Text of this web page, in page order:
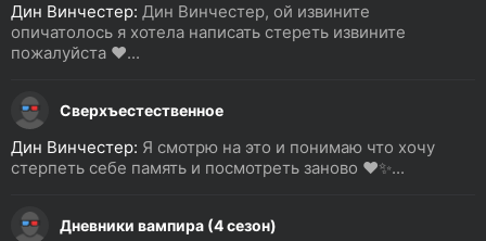
Дин Винчестер: Дин Винчестер, ой извините
опичатолось я хотела написать стереть извините
пожалуйста ❤️...
Сверхъестественное
Дин Винчестер: Я смотрю на это и понимаю что хочу
стерпеть себе память и посмотреть заново ❤️✨...
Дневники вампира (4 сезон)